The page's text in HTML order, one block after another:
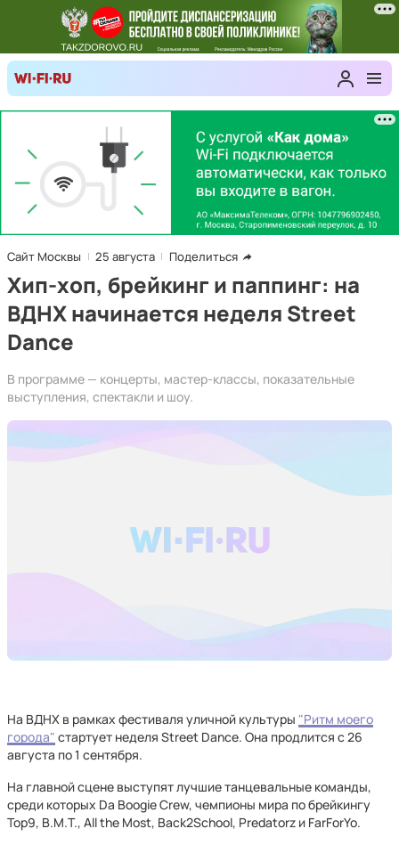
Сайт Москвы 25 августа Поделиться
Хип-хоп, брейкинг и паппинг: на
ВДНХ начинается неделя Street
Dance
В программе — концерты, мастер-классы, показательные
выступления, спектакли и шоу.
На ВДНХ в рамках фестиваля уличной культуры "Ритм моего
города" стартует неделя Street Dance. Она продлится с 26
августа по 1 сентября.
На главной сцене выступят лучшие танцевальные команды,
среди которых Da Boogie Crew, чемпионы мира по брейкингу
Top9, B.M.T., All the Most, Back2School, Predatorz и FarForYo.